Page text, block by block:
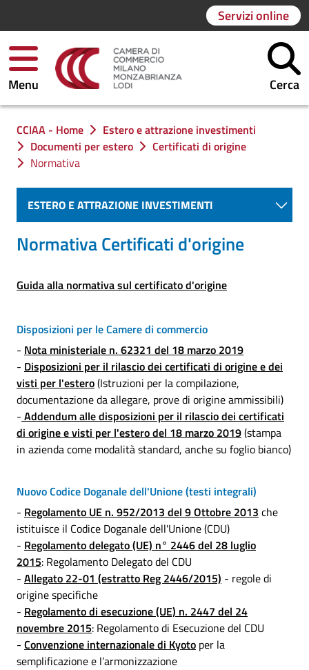
Servizi online
Menu Cerca
Ti trovi in:
CCIAA - Home
Estero e attrazione investimenti
Documenti per estero
Certificati di origine
Normativa
ESTERO E ATTRAZIONE INVESTIMENTI
Normativa Certificati d'origine
Guida alla normativa sul certificato d'origine
Disposizioni per le Camere di commercio
- Nota ministeriale n. 62321 del 18 marzo 2019
- Disposizioni per il rilascio dei certificati di origine e dei
visti per l'estero(Istruzioni per la compilazione,
documentazione da allegare, prove di origine ammissibili)
- Addendum alle disposizioni per il rilascio dei certificati
di origine e visti per l'estero del 18 marzo 2019(stampa
in azienda come modalità standard, anche su foglio bianco)
Nuovo Codice Doganale dell'Unione (testi integrali)
- Regolamento UE n. 952/2013 del 9 Ottobre 2013 che
istituisce il Codice Doganale dell'Unione (CDU)
- Regolamento delegato (UE) n° 2446 del 28 luglio
2015: Regolamento Delegato del CDU
- Allegato 22-01 (estratto Reg 2446/2015) - regole di
origine specifiche
- Regolamento di esecuzione (UE) n. 2447 del 24
novembre 2015: Regolamento di Esecuzione del CDU
- Convenzione internazionale di Kyoto per la
semplificazione e l’armonizzazione